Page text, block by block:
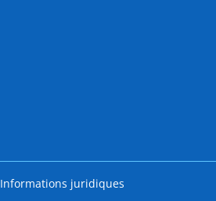
Informations juridiques